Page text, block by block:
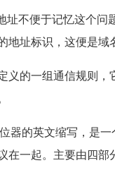
址不便于记忆这个
地址标识，这便是域
义的一组通信规则
器的英文缩写，是
在一起。主要由四